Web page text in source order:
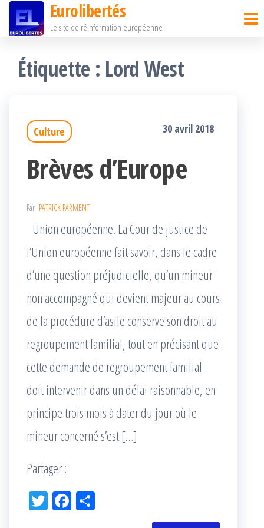
Passer
contenu
Eurolibertés
Le site de réinformation européenne
Étiquette : Lord West
Culture 30 avril 2018
Brèves d’Europe
Par PATRICK PARMENT
Union européenne. La Cour de justice de
l’Union européenne fait savoir, dans le cadre
d’une question préjudicielle, qu’un mineur
non accompagné qui devient majeur au cours
de la procédure d’asile conserve son droit au
regroupement familial, tout en précisant que
cette demande de regroupement familial
doit intervenir dans un délai raisonnable, en
principe trois mois à dater du jour où le
mineur concerné s’est […]
Partager :
Tw Fac